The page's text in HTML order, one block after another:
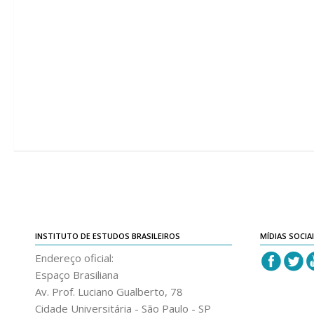
INSTITUTO DE ESTUDOS BRASILEIROS
Endereço oficial:
Espaço Brasiliana
Av. Prof. Luciano Gualberto, 78
Cidade Universitária - São Paulo - SP
MÍDIAS